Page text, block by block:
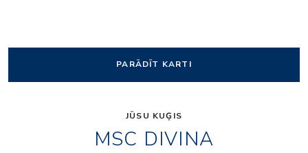
PARĀDĪT KARTI
JŪSU KUĢIS
MSC DIVINA